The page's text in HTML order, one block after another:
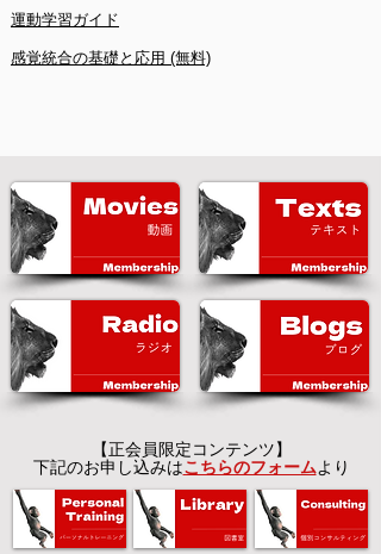
​運動学習ガイド
​感覚統合の基礎と応用 (無料)
【正会員限定コンテンツ】
下記のお申し込みはこちらのフォームより